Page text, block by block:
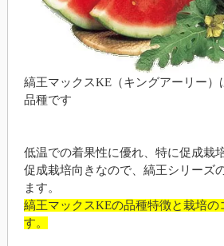
縞王マックスKE（キングアーリー）
品種です
低温での着果性に優れ、特に促成栽
促成栽培向きなので、縞王シリーズ
ます。
縞王マックスKEの品種特徴と栽培の
す。